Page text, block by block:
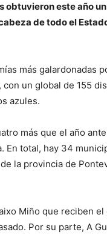
este año
de todo el
más galardonadas
un global de 155
azules.
más que el año
En total, hay 34
la provincia de
Miño que reciben
Por su parte, A